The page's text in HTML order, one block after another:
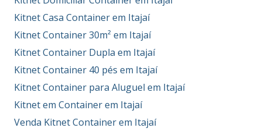
Kitnet Casa Container em Itajaí
Kitnet Container 30m² em Itajaí
Kitnet Container Dupla em Itajaí
Kitnet Container 40 pés em Itajaí
Kitnet Container para Aluguel em Itajaí
Kitnet em Container em Itajaí
Venda Kitnet Container em Itajaí